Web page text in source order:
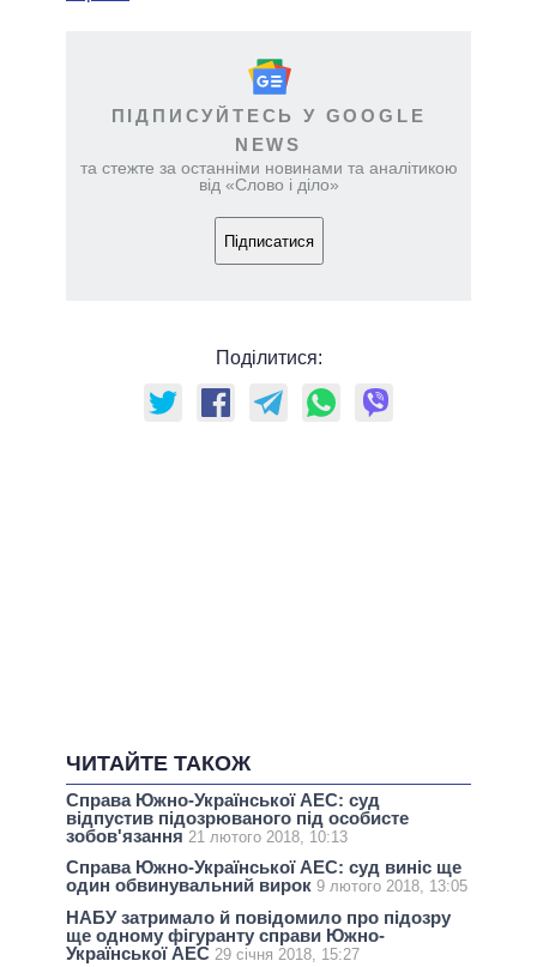
ПІДПИСУЙТЕСЬ У GOOGLE
NEWS
та стежте за останніми новинами та аналітикою
від «Слово і діло»
Підписатися
Поділитися:
ЧИТАЙТЕ ТАКОЖ
Справа Южно-Української АЕС: суд
відпустив підозрюваного під особисте
зобов'язання 21 лютого 2018, 10:13
Справа Южно-Української АЕС: суд виніс ще
один обвинувальний вирок 9 лютого 2018, 13:05
НАБУ затримало й повідомило про підозру
ще одному фігуранту справи Южно-
Української АЕС 29 січня 2018, 15:27